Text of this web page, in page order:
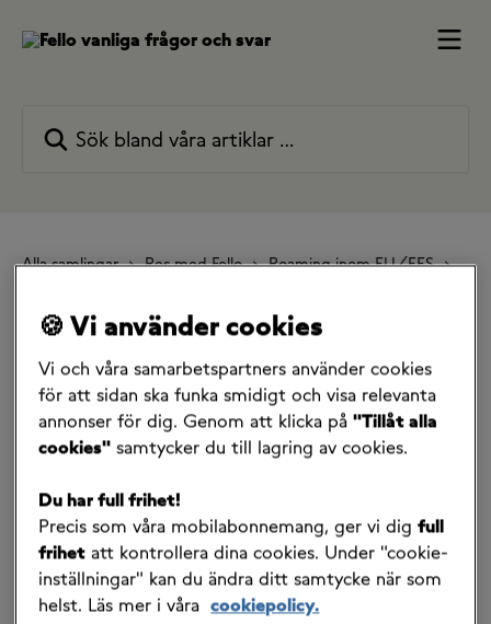
Alla samlingar Res med Fello
Roaming inom EU/EES
tillgång till fri Roaming inom EU/EES?
Behöver jag aktivera något
på mitt abonnemang för
att få tillgång till fri
Roaming inom EU/EES?
22 april 2026
Ja, för att kunna använda din telefon i utlandet
🍪 Vi använder cookies
Vi och våra samarbetspartners använder cookies
för att sidan ska funka smidigt och visa relevanta
annonser för dig. Genom att klicka på"Tillåt alla
cookies" samtycker du till lagring av cookies.
Du har full frihet!
Precis som våra mobilabonnemang, ger vi digfull
frihet att kontrollera dina cookies. Under "cookie-
inställningar" kan du ändra ditt samtycke när som
helst. Läs mer i våra cookiepolicy.